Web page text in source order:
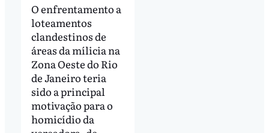
O enfrentamento a
loteamentos
clandestinos de
áreas da mílicia na
Zona Oeste do Rio
de Janeiro teria
sido a principal
motivação para o
homicídio da